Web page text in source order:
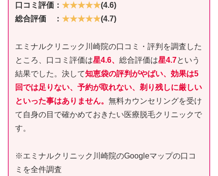
口コミ評価： ★★★★★(4.6)
総合評価 ： ★★★★★(4.7)
エミナルクリニック川崎院の口コミ・評判を調査した
ところ、口コミ評価は星4.6、 総合評価は星4.7という
結果でした。決して知恵袋の評判がやばい、効果は5
回では足りない、予約が取れない、剃り残しに厳しい
といった事はありません。 無料カウンセリングを受け
て自身の目で確かめておきたい医療脱毛クリニックで
す。
※エミナルクリニック川崎院のGoogleマップの口コ
ミを全件調査